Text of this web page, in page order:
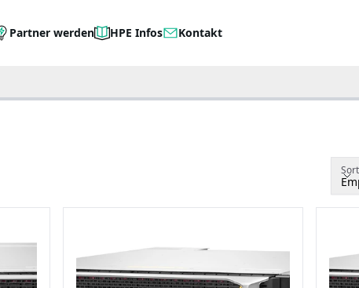
Partner werden HPE Infos Kontakt